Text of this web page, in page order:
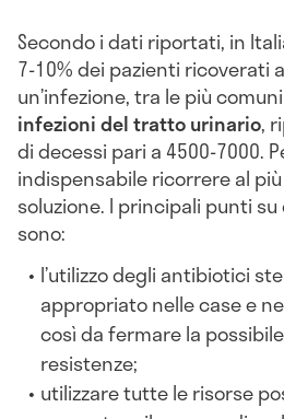
Secondo i dati riportati, in
7-10% dei pazienti ricoverati
un’infezione, tra le più
infezioni del tratto urinario,
di decessi pari a 4500-7000.
indispensabile ricorrere al
soluzione. I principali punti
sono:
l’utilizzo degli antibiotici
appropriato nelle case e
così da fermare la
resistenze;
utilizzare tutte le risorse